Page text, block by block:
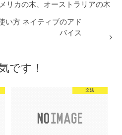
リカの木、オーストラリアの木
い方 ネイティブのアド
バイス
です！
文法